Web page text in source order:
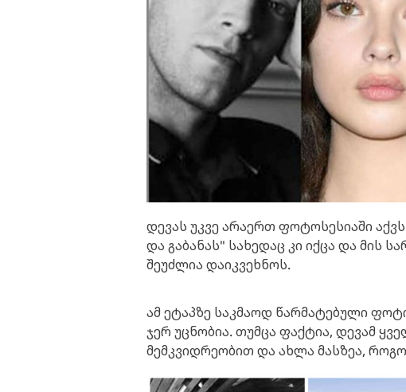
დევას უკვე არაერთ ფოტოსესიაში
და გაბანას" სახედაც კი იქცა და მის
შეუძლია დაიკვეხნოს.
ამ ეტაპზე საკმაოდ წარმატებული
ჯერ უცნობია. თუმცა ფაქტია, დევამ
მემკვიდრეობით და ახლა მასზეა,